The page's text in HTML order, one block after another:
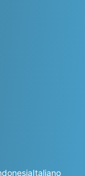
Italiano